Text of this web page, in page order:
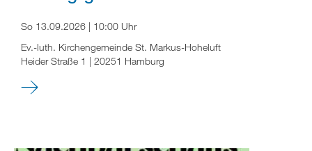
So 13.09.2026 | 10:00 Uhr
Ev.-luth. Kirchengemeinde St. Markus-Hoheluft
Heider Straße 1 | 20251 Hamburg